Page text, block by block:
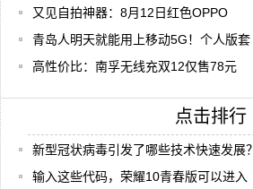
又见自拍神器：8月12日红色OPPO
青岛人明天就能用上移动5G！个人版套
高性价比：南孚无线充双12仅售78元
点击排行
新型冠状病毒引发了哪些技术快速发展？
输入这些代码，荣耀10青春版可以进入